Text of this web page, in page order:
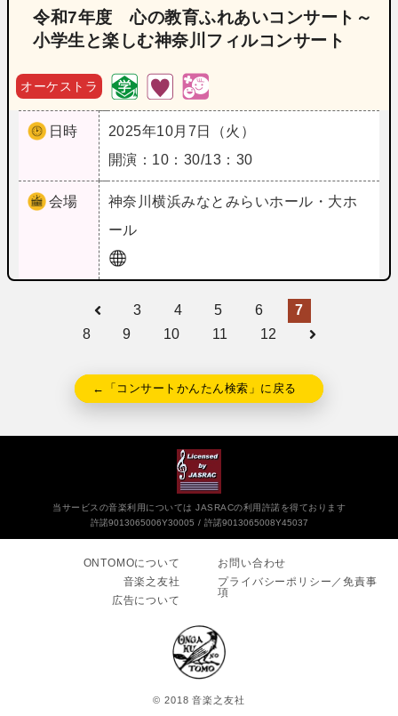
令和7年度 心の教育ふれあいコンサート～
小学生と楽しむ神奈川フィルコンサート
オーケストラ
日時
2025年10月7日（火）
開演：10：30/13：30
会場 神奈川横浜みなとみらいホール・大ホ
ール
3 4 5 6
7
8
9 10 11 12
←「コンサートかんたん検索」に戻る
当サービスの音楽利用については JASRACの利用許諾を得ております
許諾9013065006Y30005
許諾9013065008Y45037
ONTOMOについて
音楽之友社
広告について
お問い合わせ
プライバシーポリシー／免責事
項
© 2018 音楽之友社